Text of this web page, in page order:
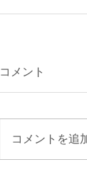
コメント
コメントを追